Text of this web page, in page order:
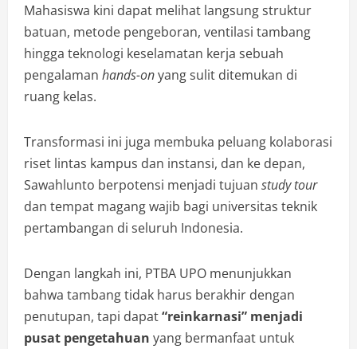
Mahasiswa kini dapat melihat langsung struktur
batuan, metode pengeboran, ventilasi tambang
hingga teknologi keselamatan kerja sebuah
pengalaman hands-onyang sulit ditemukan di
ruang kelas.
Transformasi ini juga membuka peluang kolaborasi
riset lintas kampus dan instansi, dan ke depan,
Sawahlunto berpotensi menjadi tujuan study tour
dan tempat magang wajib bagi universitas teknik
pertambangan di seluruh Indonesia.
Dengan langkah ini, PTBA UPO menunjukkan
bahwa tambang tidak harus berakhir dengan
penutupan, tapi dapat“reinkarnasi” menjadi
pusat pengetahuan yang bermanfaat untuk